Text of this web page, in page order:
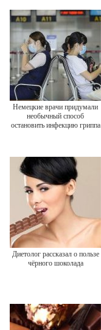
Немецкие врачи придумали
необычный способ
остановить инфекцию гриппа
Диетолог рассказал о пользе
чёрного шоколада